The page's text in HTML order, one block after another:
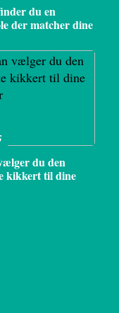
du en
der matcher dine
du den
kikkert til dine